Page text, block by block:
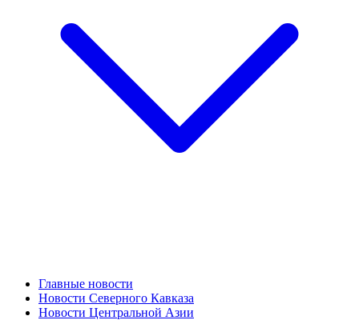
Главные новости
Новости Северного Кавказа
Новости Центральной Азии